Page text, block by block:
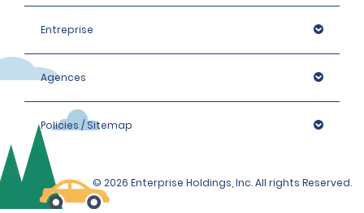
Entreprise
Agences
Policies / Sitemap
© 2026 Enterprise Holdings, Inc. All rights Reserved.